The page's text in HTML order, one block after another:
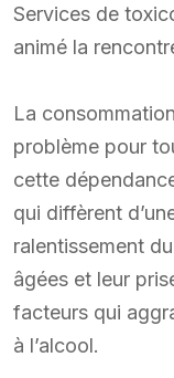
Services de
animé la
La
problème pour
cette
qui diffèrent
ralentissement
âgées et leur
facteurs qui
à l’alcool.